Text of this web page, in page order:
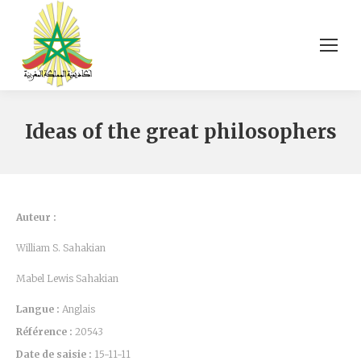
Ideas of the great philosophers
Auteur :
William S. Sahakian
Mabel Lewis Sahakian
Langue : Anglais
Référence : 20543
Date de saisie : 15-11-11